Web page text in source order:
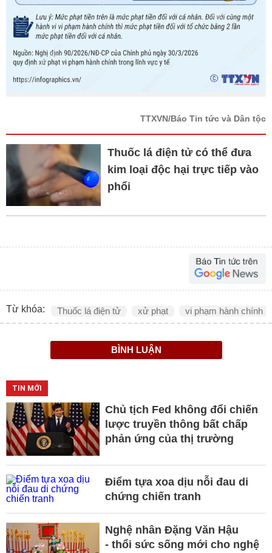
TTXVN/Báo Tin tức và Dân tộc
Thuốc lá điện tử có thể đưa
kim loại độc hại trực tiếp vào
phổi
Từ khóa: Thuốc lá điện tử xử phạt vi phạm hành chính
BÌNH LUẬN
TIN MỚI
Chủ tịch Fed không đổi chiến
lược truyền thông bất chấp
phản ứng của thị trường
Điểm tựa xoa dịu nỗi đau di
chứng chiến tranh
Nghệ nhân Đặng Văn Hậu
- thổi sức sống mới cho nghệ